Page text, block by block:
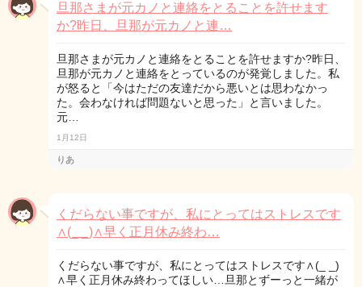
旦那さまが元カノと連絡をとることを許せます
か?昨日、旦那が元カノと連…
旦那さまが元カノと連絡をとることを許せますか?昨日、
旦那が元カノと連絡をとっているのが発覚しました。私
が怒ると「今はただの友達だから悪いとは思わなかっ
た。会わなければ問題ないと思った」と言いました。
元…
1月12日
りあ
くだらない事ですが、私にとってはストレスです
∧(_ _)∧早く正月休み終わ…
くだらない事ですが、私にとってはストレスです∧(_ _)
∧早く正月休み終わってほしい…旦那とずーっと一緒が